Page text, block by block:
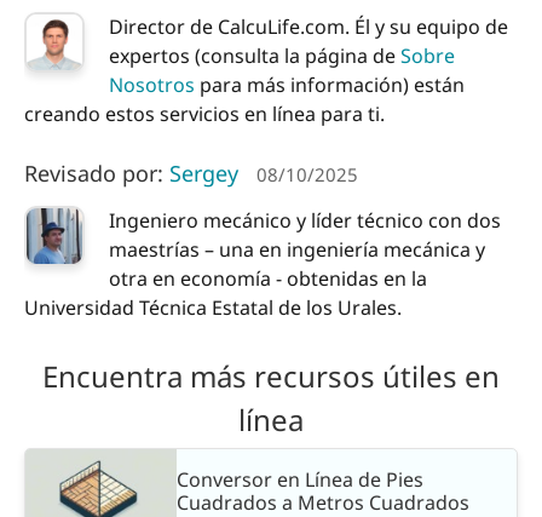
Director de CalcuLife.com. Él y su equipo de
expertos (consulta la página deSobre
Nosotros para más información) están
creando estos servicios en línea para ti.
Revisado por: Sergey 08/10/2025
Ingeniero mecánico y líder técnico con dos
maestrías – una en ingeniería mecánica y
otra en economía - obtenidas en la
Universidad Técnica Estatal de los Urales.
Encuentra más recursos útiles en
línea
Conversor en Línea de Pies
Cuadrados a Metros Cuadrados